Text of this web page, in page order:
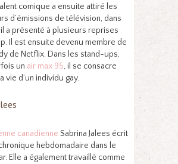
comique a ensuite attiré les
d’émissions de télévision, dans
a présenté à plusieurs reprises
Il est ensuite devenu membre de
de Netflix. Dans les stand-ups,
un air max 95, il se consacre
vie d’un individu gay.
canadienne Sabrina Jalees écrit
hebdomadaire dans le
Elle a également travaillé comme